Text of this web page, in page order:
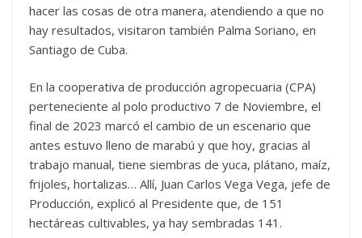
hacer las cosas de otra manera, atendiendo a que no
hay resultados, visitaron también Palma Soriano, en
Santiago de Cuba.
En la cooperativa de producción agropecuaria (CPA)
perteneciente al polo productivo 7 de Noviembre, el
final de 2023 marcó el cambio de un escenario que
antes estuvo lleno de marabú y que hoy, gracias al
trabajo manual, tiene siembras de yuca, plátano, maíz,
frijoles, hortalizas… Allí, Juan Carlos Vega Vega, jefe de
Producción, explicó al Presidente que, de 151
hectáreas cultivables, ya hay sembradas 141.